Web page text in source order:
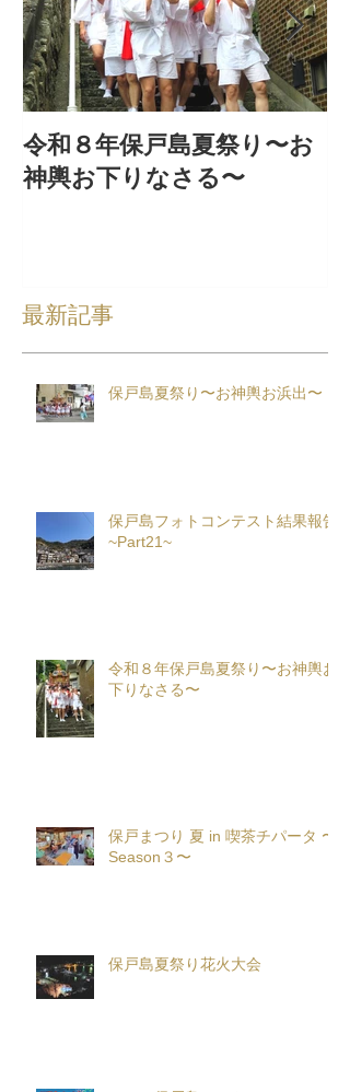
令和８年保戸島夏祭り〜お
神輿お下りなさる〜
最新記事
保戸島夏祭り〜お神輿お浜出〜
保戸島フォトコンテスト結果報告
~Part21~
令和８年保戸島夏祭り〜お神輿お
下りなさる〜
保戸まつり 夏 in 喫茶チパータ 〜
Season３〜
保戸島夏祭り花火大会